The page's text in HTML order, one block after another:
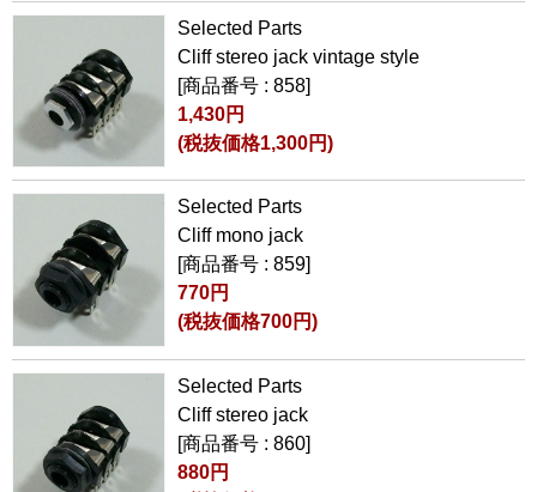
Selected Parts
Cliff stereo jack vintage style
[商品番号 : 858]
1,430円
(税抜価格1,300円)
Selected Parts
Cliff mono jack
[商品番号 : 859]
770円
(税抜価格700円)
Selected Parts
Cliff stereo jack
[商品番号 : 860]
880円